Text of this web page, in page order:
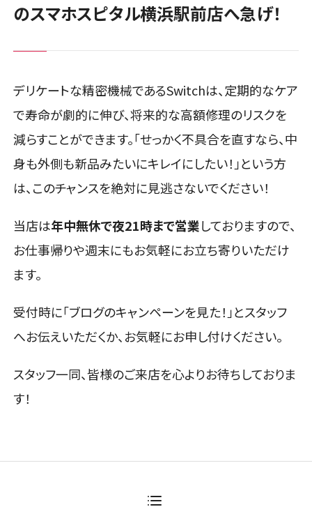
のスマホスピタル横浜駅前店へ急げ！
デリケートな精密機械であるSwitchは、定期的なケア
で寿命が劇的に伸び、将来的な高額修理のリスクを
減らすことができます。「せっかく不具合を直すなら、中
身も外側も新品みたいにキレイにしたい！」という方
は、このチャンスを絶対に見逃さないでください！
当店は年中無休で夜21時まで営業しておりますので、
お仕事帰りや週末にもお気軽にお立ち寄りいただけ
ます。
受付時に「ブログのキャンペーンを見た！」とスタッフ
へお伝えいただくか、お気軽にお申し付けください。
スタッフ一同、皆様のご来店を心よりお待ちしておりま
す！